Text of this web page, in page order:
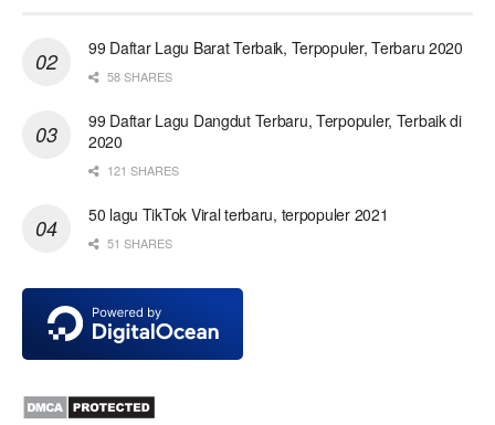
99 Daftar Lagu Barat Terbaik, Terpopuler, Terbaru 2020
58 SHARES
99 Daftar Lagu Dangdut Terbaru, Terpopuler, Terbaik di
2020
121 SHARES
50 lagu TikTok Viral terbaru, terpopuler 2021
51 SHARES